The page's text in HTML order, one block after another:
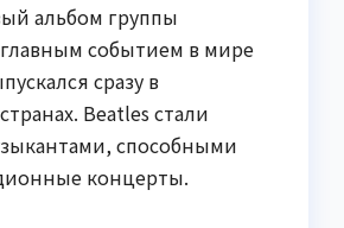
альбом группы
событием в мире
сразу в
Beatles стали
способными
концерты.